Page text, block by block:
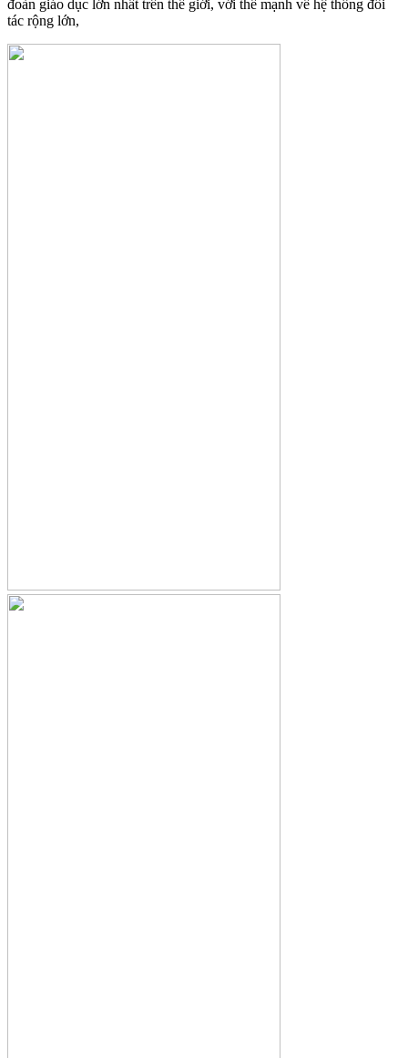
đoàn giáo dục lớn nhất trên thế giới, với thế mạnh về hệ thống đối
tác rộng lớn,